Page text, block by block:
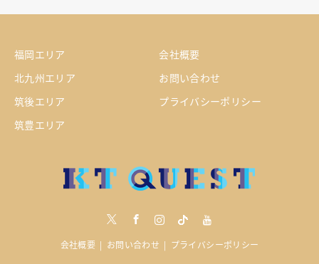
福岡エリア
北九州エリア
筑後エリア
筑豊エリア
会社概要
お問い合わせ
プライバシーポリシー
Instagramtiktock youtube
会社概要 お問い合わせ プライバシーポリシー